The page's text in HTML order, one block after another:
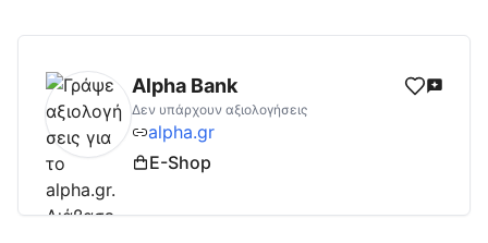
alpha.grΑξιολογήσεις | Δες Αξιολογήσεις
Alpha Bank
Δεν υπάρχουν αξιολογήσεις
alpha.gr
E-Shop